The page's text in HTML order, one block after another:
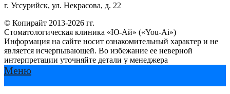
г. Уссурийск, ул. Некрасова, д. 22
© Копирайт 2013-2026 гг.
Стоматологическая клиника «Ю-Ай» («You-Ai»)
Информация на сайте носит ознакомительный характер и не
является исчерпывающей. Во избежание ее неверной
интерпретации уточняйте детали у менеджера
Меню